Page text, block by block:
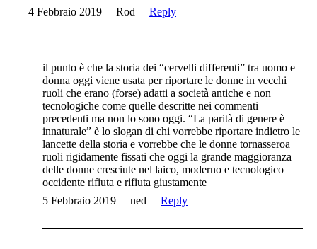
4 Febbraio 2019
Rod Reply
il punto è che la storia dei “cervelli differenti” tra uomo e
donna oggi viene usata per riportare le donne in vecchi
ruoli che erano (forse) adatti a società antiche e non
tecnologiche come quelle descritte nei commenti
precedenti ma non lo sono oggi. “La parità di genere è
innaturale” è lo slogan di chi vorrebbe riportare indietro le
lancette della storia e vorrebbe che le donne tornasseroa
ruoli rigidamente fissati che oggi la grande maggioranza
delle donne cresciute nel laico, moderno e tecnologico
occidente rifiuta e rifiuta giustamente
5 Febbraio 2019
ned Reply